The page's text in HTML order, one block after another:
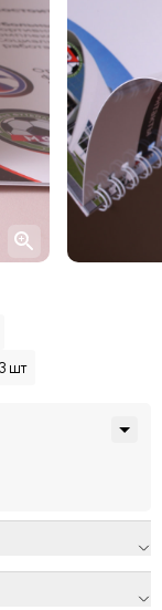
шт